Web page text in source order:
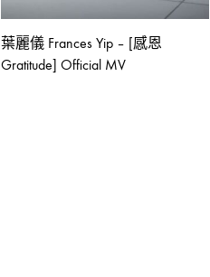
葉麗儀 Frances Yip – [感恩
Gratitude] Official MV